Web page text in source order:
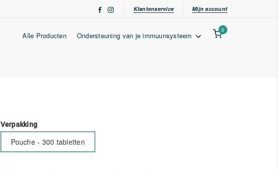
Klantenservice Mijn account
Alle Producten Ondersteuning van je immuunsysteem
0
Verpakking
Pouche - 300 tabletten